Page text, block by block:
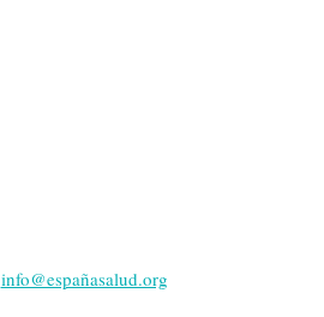
info@españasalud.org